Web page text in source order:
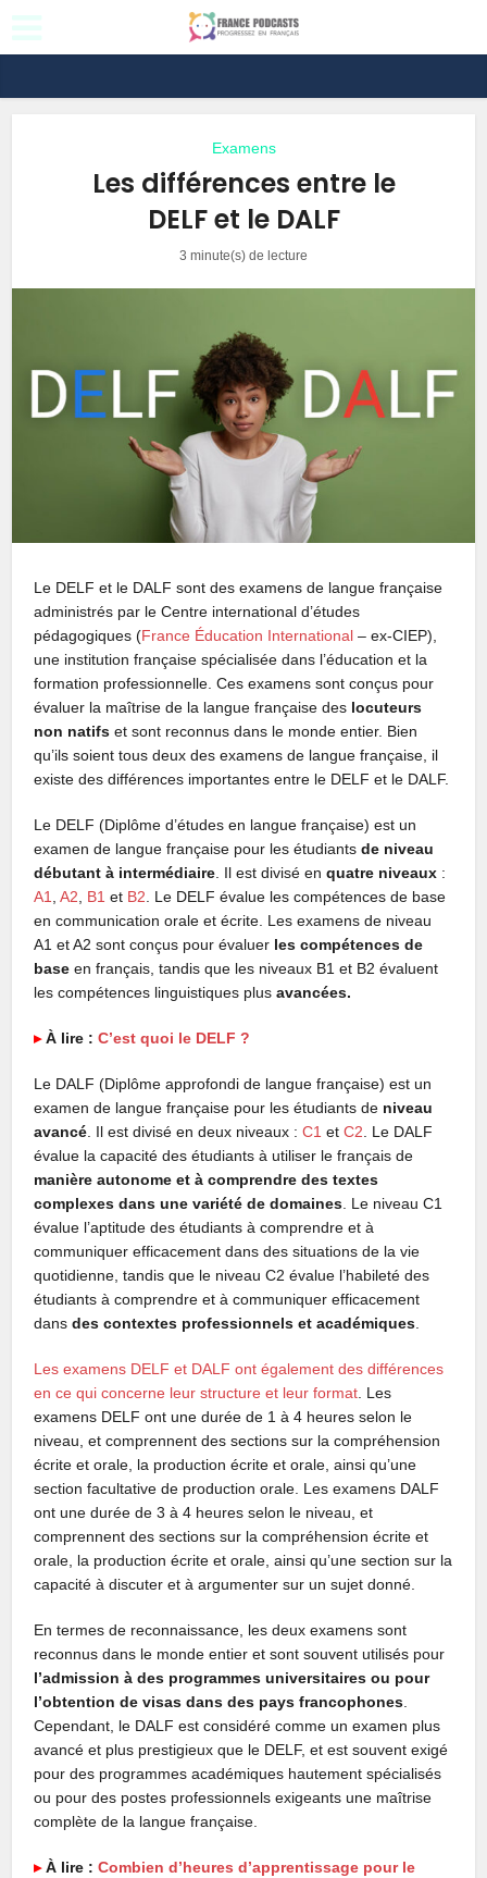
Examens
Les différences entre le
DELF et le DALF
3 minute(s) de lecture
Le DELF et le DALF sont des examens de langue française
administrés par le Centre international d’études
pédagogiques (France Éducation International – ex-CIEP),
une institution française spécialisée dans l’éducation et la
formation professionnelle. Ces examens sont conçus pour
évaluer la maîtrise de la langue française des locuteurs
non natifs et sont reconnus dans le monde entier. Bien
qu’ils soient tous deux des examens de langue française, il
existe des différences importantes entre le DELF et le DALF.
Le DELF (Diplôme d’études en langue française) est un
examen de langue française pour les étudiantsde niveau
débutant à intermédiaire . Il est divisé enquatre niveaux :
A1
,A2 B1 et B2 . Le DELF évalue les compétences de base
en communication orale et écrite. Les examens de niveau
A1 et A2 sont conçus pour évaluer les compétences de
baseen français, tandis que les niveaux B1 et B2 évaluent
les compétences linguistiques plus avancées.
▸À lire :C’est quoi le DELF ?
Le DALF (Diplôme approfondi de langue française) est un
examen de langue française pour les étudiants de niveau
avancé . Il est divisé en deux niveaux :C1 etC2 . Le DALF
évalue la capacité des étudiants à utiliser le français de
manière autonome et à comprendre des textes
complexes dans une variété de domaines . Le niveau C1
évalue l’aptitude des étudiants à comprendre et à
communiquer efficacement dans des situations de la vie
quotidienne, tandis que le niveau C2 évalue l’habileté des
étudiants à comprendre et à communiquer efficacement
dansdes contextes professionnels et académiques
Les examens DELF et DALF ont également des différences
en ce qui concerne leur structure et leur format . Les
examens DELF ont une durée de 1 à 4 heures selon le
niveau, et comprennent des sections sur la compréhension
écrite et orale, la production écrite et orale, ainsi qu’une
section facultative de production orale. Les examens DALF
ont une durée de 3 à 4 heures selon le niveau, et
comprennent des sections sur la compréhension écrite et
orale, la production écrite et orale, ainsi qu’une section sur la
capacité à discuter et à argumenter sur un sujet donné.
En termes de reconnaissance, les deux examens sont
reconnus dans le monde entier et sont souvent utilisés pour
l’admission à des programmes universitaires ou pour
l’obtention de visas dans des pays francophones
Cependant, le DALF est considéré comme un examen plus
avancé et plus prestigieux que le DELF, et est souvent exigé
pour des programmes académiques hautement spécialisés
ou pour des postes professionnels exigeants une maîtrise
complète de la langue française.
▸À lire :Combien d’heures d’apprentissage pour le